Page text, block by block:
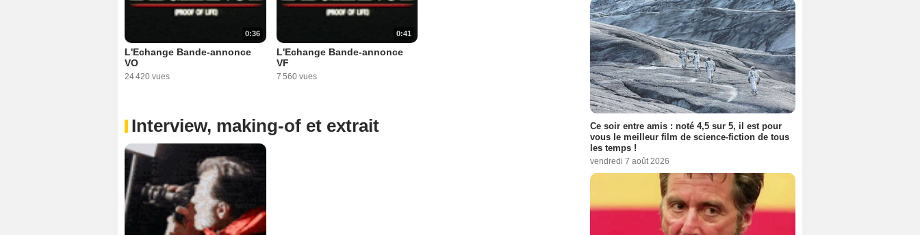
0:36
L'Echange Bande-annonce
VO
24 420 vues
0:41
L'Echange Bande-annonce
VF
7 560 vues
Interview, making-of et extrait
Ce soir entre amis : noté 4,5 sur 5, il est pour
vous le meilleur film de science-fiction de tous
les temps !
vendredi 7 août 2026